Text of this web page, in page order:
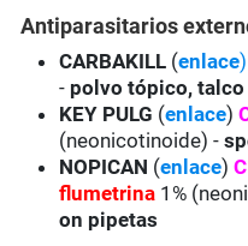
Antiparasitarios
CARBAKILL (enlace)
- polvo tópico, talco
KEY PULG (enlace)
(neonicotinoide) -
NOPICAN (enlace)
flumetrina 1%
on pipetas